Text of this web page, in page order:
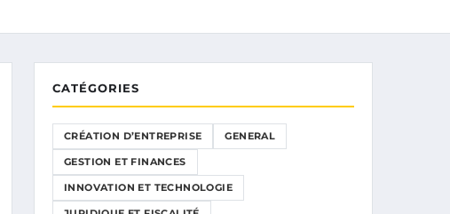
CATÉGORIES
CRÉATION D’ENTREPRISE GENERAL
GESTION ET FINANCES
INNOVATION ET TECHNOLOGIE